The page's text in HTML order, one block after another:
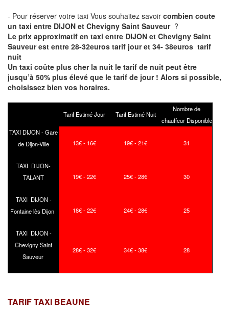
- Pour réserver votre taxi Vous souhaitez savoir combien coute
un taxi entre DIJON et Chevigny Saint Sauveur ?
Le prix approximatif en taxi entre DIJON et Chevigny Saint
Sauveur est entre 28-32euros tarif jour et 34- 38euros tarif
nuit
Un taxi coûte plus cher la nuit le tarif de nuit peut être
jusqu’à 50% plus élevé que le tarif de jour ! Alors si possible,
choisissez bien vos horaires.
Tarif Estimé Jour Tarif Estimé Nuit
Nombre de
chauffeur Disponible
TAXI DIJON - Gare
de Dijon-Ville
13€ - 16€ 19€ - 21€ 31
TAXI DIJON-
TALANT
19€ - 22€ 25€ - 28€ 30
TAXI DIJON -
Fontaine lès Dijon
18€ - 22€ 24€ - 28€ 25
TAXI DIJON -
Chevigny Saint
Sauveur
28€ - 32€ 34€ - 38€ 28
TARIF TAXI BEAUNE